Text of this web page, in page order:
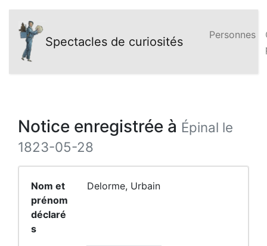
Spectacles de curiosités Personnes
Notice enregistrée à Épinal le
1823-05-28
Nom et
prénom
déclaré
s
Delorme, Urbain